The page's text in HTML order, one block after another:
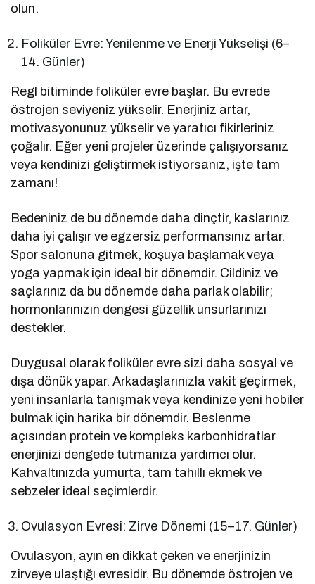
olun.
Foliküler Evre: Yenilenme ve Enerji Yükselişi (6–
14. Günler)
Regl bitiminde foliküler evre başlar. Bu evrede
östrojen seviyeniz yükselir. Enerjiniz artar,
motivasyonunuz yükselir ve yaratıcı fikirleriniz
çoğalır. Eğer yeni projeler üzerinde çalışıyorsanız
veya kendinizi geliştirmek istiyorsanız, işte tam
zamanı!
Bedeniniz de bu dönemde daha dinçtir, kaslarınız
daha iyi çalışır ve egzersiz performansınız artar.
Spor salonuna gitmek, koşuya başlamak veya
yoga yapmak için ideal bir dönemdir. Cildiniz ve
saçlarınız da bu dönemde daha parlak olabilir;
hormonlarınızın dengesi güzellik unsurlarınızı
destekler.
Duygusal olarak foliküler evre sizi daha sosyal ve
dışa dönük yapar. Arkadaşlarınızla vakit geçirmek,
yeni insanlarla tanışmak veya kendinize yeni hobiler
bulmak için harika bir dönemdir. Beslenme
açısından protein ve kompleks karbonhidratlar
enerjinizi dengede tutmanıza yardımcı olur.
Kahvaltınızda yumurta, tam tahıllı ekmek ve
sebzeler ideal seçimlerdir.
Ovulasyon Evresi: Zirve Dönemi (15–17. Günler)
Ovulasyon, ayın en dikkat çeken ve enerjinizin
zirveye ulaştığı evresidir. Bu dönemde östrojen ve